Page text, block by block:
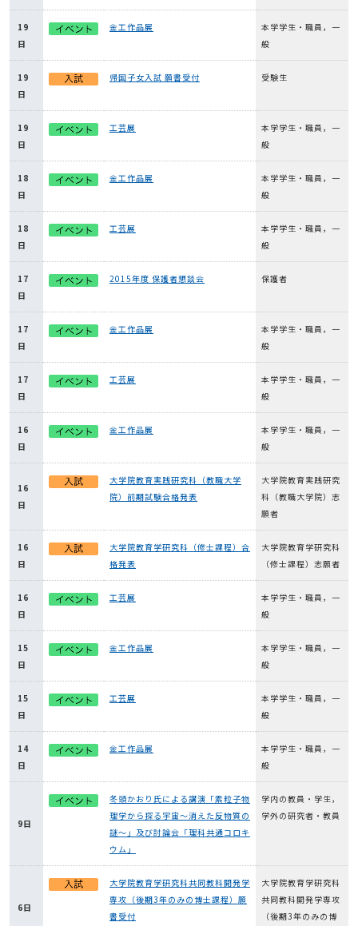
19
日
金工作品展
本学学生・職員，一
般
19
日
帰国子女入試 願書受付 受験生
19
日
工芸展
本学学生・職員，一
般
18
日
金工作品展
本学学生・職員，一
般
18
日
工芸展
本学学生・職員，一
般
17
日
2015年度 保護者懇談会 保護者
17
日
金工作品展
本学学生・職員，一
般
17
日
工芸展
本学学生・職員，一
般
16
日
金工作品展
本学学生・職員，一
般
16
日
大学院教育実践研究科（教職大学
院）前期試験合格発表
大学院教育実践研究
科（教職大学院）志
願者
16
日
大学院教育学研究科（修士課程）合
格発表
大学院教育学研究科
（修士課程）志願者
16
日
工芸展
本学学生・職員，一
般
15
日
金工作品展
本学学生・職員，一
般
15
日
工芸展
本学学生・職員，一
般
14
日
金工作品展
本学学生・職員，一
般
9日
冬頭かおり氏による講演「素粒子物
理学から探る宇宙～消えた反物質の
謎～」及び討論会「理科共通コロキ
ウム」
学内の教員・学生，
学外の研究者・教員
6日
大学院教育学研究科共同教科開発学
専攻（後期3年のみの博士課程）願
書受付
大学院教育学研究科
共同教科開発学専攻
（後期3年のみの博